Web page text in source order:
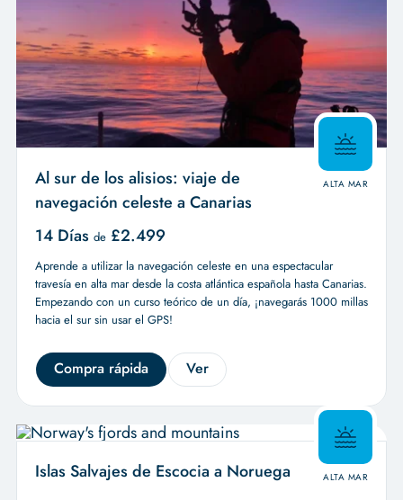
ALTA MAR
Al sur de los alisios: viaje de
navegación celeste a Canarias
14 Días de £2.499
Aprende a utilizar la navegación celeste en una espectacular
travesía en alta mar desde la costa atlántica española hasta Canarias.
Empezando con un curso teórico de un día, ¡navegarás 1000 millas
hacia el sur sin usar el GPS!
Compra rápida Ver
ALTA MAR
Islas Salvajes de Escocia a Noruega